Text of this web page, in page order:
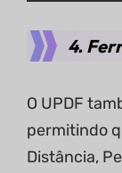
4.
O UPDF
permitindo
Distância,